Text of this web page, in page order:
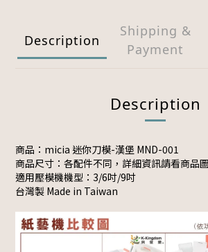
Description
Shipping &
Payment
Description
商品：micia 迷你刀模-漢堡 MND-001
商品尺寸：各配件不同，詳細資訊請看商品圖
適用壓模機機型：3/6吋/9吋
台灣製 Made in Taiwan